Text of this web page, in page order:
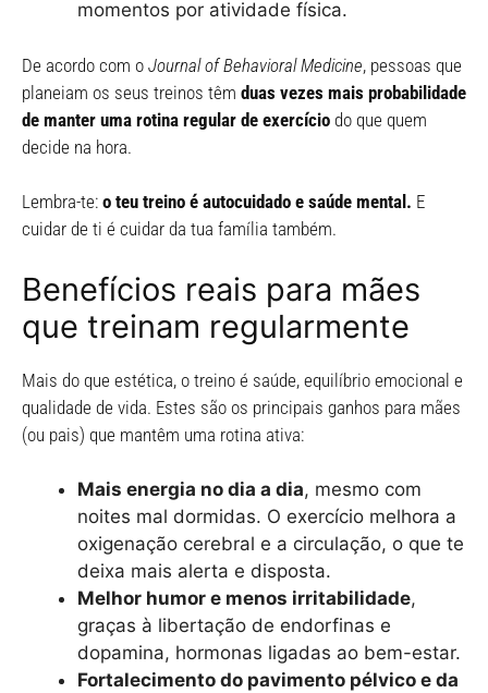
momentos por atividade física.
De acordo com o Journal of Behavioral Medicine, pessoas que
planeiam os seus treinos têm duas vezes mais probabilidade
de manter uma rotina regular de exercício do que quem
decide na hora.
Lembra-te: o teu treino é autocuidado e saúde mental. E
cuidar de ti é cuidar da tua família também.
Benefícios reais para mães
que treinam regularmente
Mais do que estética, o treino é saúde, equilíbrio emocional e
qualidade de vida. Estes são os principais ganhos para mães
(ou pais) que mantêm uma rotina ativa:
Mais energia no dia a dia, mesmo com
noites mal dormidas. O exercício melhora a
oxigenação cerebral e a circulação, o que te
deixa mais alerta e disposta.
Melhor humor e menos irritabilidade,
graças à libertação de endorfinas e
dopamina, hormonas ligadas ao bem-estar.
Fortalecimento do pavimento pélvico e da